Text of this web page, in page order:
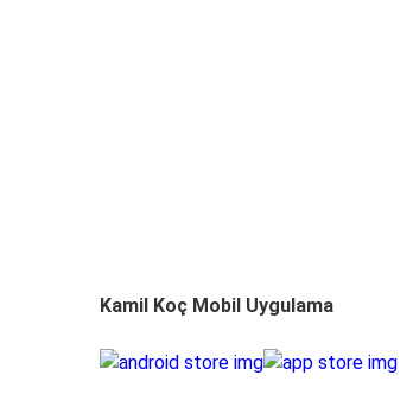
Kamil Koç Mobil Uygulama